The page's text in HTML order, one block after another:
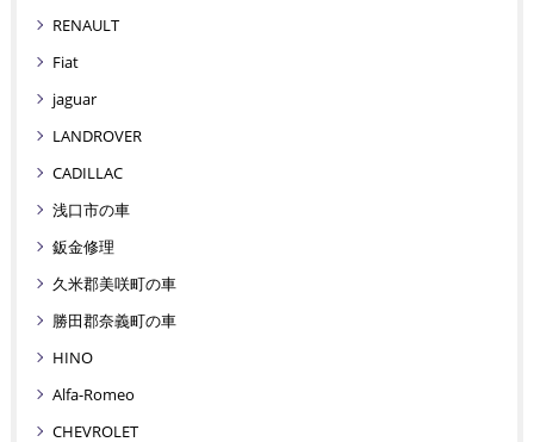
RENAULT
Fiat
jaguar
LANDROVER
CADILLAC
浅口市の車
鈑金修理
久米郡美咲町の車
勝田郡奈義町の車
HINO
Alfa-Romeo
CHEVROLET